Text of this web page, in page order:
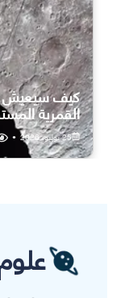
كيف سيعيش
القمرية
25 يوليو، 2026 •